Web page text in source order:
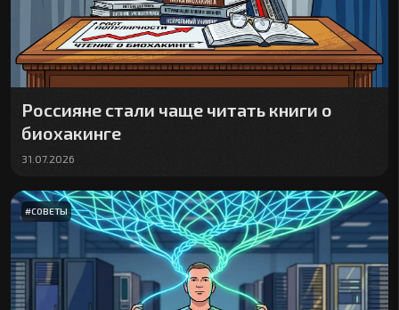
Россияне стали чаще читать книги о
биохакинге
31.07.2026
#СОВЕТЫ